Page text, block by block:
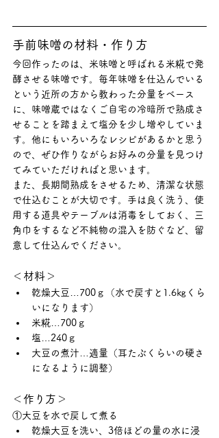
手前味噌の材料・作り方
今回作ったのは、米味噌と呼ばれる米糀で発
酵させる味噌です。毎年味噌を仕込んでいる
という近所の方から教わった分量をベース
に、味噌蔵ではなくご自宅の冷暗所で熟成さ
せることを踏まえて塩分を少し増やしていま
す。他にもいろいろなレシピがあるかと思う
ので、ぜひ作りながらお好みの分量を見つけ
てみていただければと思います。
また、長期間熟成をさせるため、清潔な状態
で仕込むことが大切です。手は良く洗う、使
用する道具やテーブルは消毒をしておく、三
角巾をするなど不純物の混入を防ぐなど、留
意して仕込んでください。
＜材料＞
乾燥大豆…700ｇ（水で戻すと1.6㎏くら
いになります）
米糀…700ｇ
塩…240ｇ
大豆の煮汁…適量（耳たぶくらいの硬さ
になるように調整）
＜作り方＞
①大豆を水で戻して煮る
乾燥大豆を洗い、3倍ほどの量の水に浸